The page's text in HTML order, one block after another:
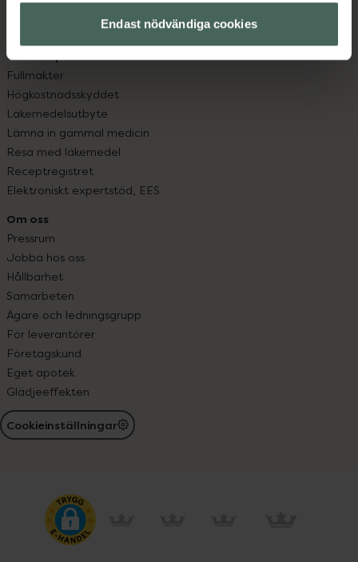
Endast nödvändiga cookies
App
Om recept och läkemedel
Fullmakter
Högkostnadsskyddet
Läkemedelsutbyte
Lämna in gammal medicin
Resa med läkemedel
Receptregistret
Elektroniskt expertstöd, EES
Om oss
Pressrum
Jobba hos oss
Hållbarhet
Samarbeten
Ägare och ledningsgrupp
För leverantörer
Företagskund
Eget apotek
Glädjeeffekten
Cookieinställningar